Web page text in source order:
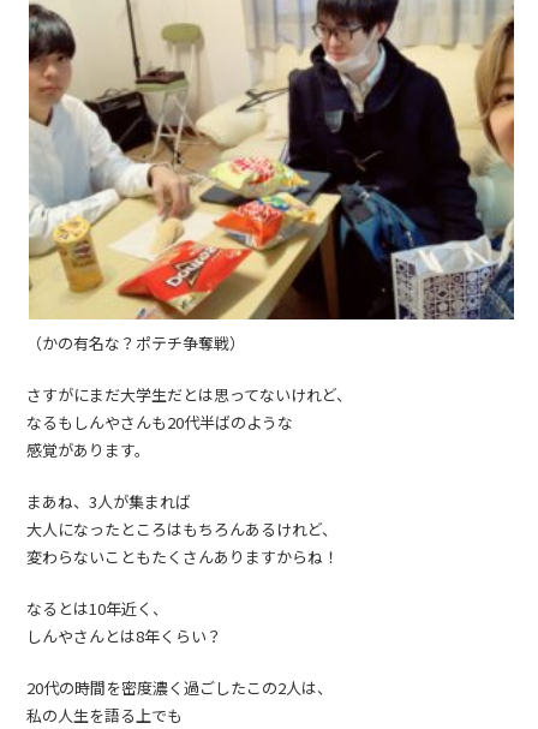
（かの有名な？ポテチ争奪戦）
さすがにまだ大学生だとは思ってないけれど、
なるもしんやさんも20代半ばのような
感覚があります。
まあね、3人が集まれば
大人になったところはもちろんあるけれど、
変わらないこともたくさんありますからね！
なるとは10年近く、
しんやさんとは8年くらい？
20代の時間を密度濃く過ごしたこの2人は、
私の人生を語る上でも